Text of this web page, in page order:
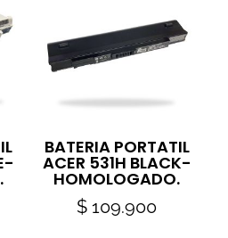
BATERIA PORTATIL
ACER 531H BLACK-
HOMOLOGADO.
$ 109.900